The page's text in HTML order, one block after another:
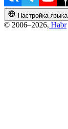
Настройка языка
© 2006–2026, Habr